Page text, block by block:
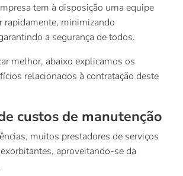
tem à disposição uma equipe
rapidamente, minimizando
a segurança de todos.
melhor, abaixo explicamos os
relacionados à contratação deste
custos de manutenção
muitos prestadores de serviços
aproveitando-se da